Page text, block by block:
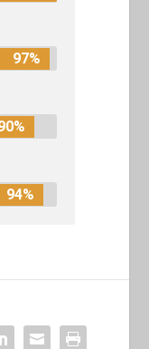
97%
94%